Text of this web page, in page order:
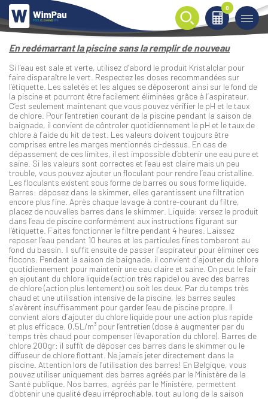
0
0
En redémarrant la piscine sans la remplir de nouveau
Si l’eau est sale et verte, utilisez d’abord le produit Kristalclar pour
faire disparaître le vert. Respectez les doses recommandées sur
l’étiquette. Les saletés et les algues se déposeront ainsi sur le fond de
la piscine et pourront être facilement éliminées grâce à l’aspirateur.
C’est seulement maintenant que vous pouvez vérifier le pH et le taux
de chlore. Pour l’entretien courant de la piscine pendant la saison de
baignade, il convient de côntroler quotidiennement le pH et le taux de
chlore à l’aide du kit de test. Les valeurs doivent toujours être
comprises entre les marges mentionnés ci-dessus. En cas de
dépassement de ces limites, il est impossible d’obtenir une eau pure et
saine. Si les valeurs sont correctes et l’eau est claire mais un peu
trouble, vous pouvez ajouter un floculant pour rendre l’eau cristalline.
Les floculants existent sous forme de barres ou sous forme liquide.
Barres: déposez dans le skimmer, elles garantissent une filtration
encore plus fine. Après chaque lavage à contre-courant du filtre,
placez de nouvelles barres dans le skimmer. Liquide: versez le produit
dans l’eau de piscine conformément aux instructions figurant sur
l’étiquette. Faites fonctionner le filtre pendant 4 heures. Laissez
reposer l’eau pendant 10 heures et les particules fines tomberont au
fond du bassin. Il suffit ensuite de passer l’aspirateur pour éliminer ces
flocons. Pendant la saison de baignade, il convient d’ajouter du chlore
quotidiennement pour maintenir une eau claire et saine. On peut le fair
en ajoutant du chlore liquide (action très rapide) ou avec des barres
de chlore (action plus lentement) ou soit les deux. Par du temps très
chaud et une utilisation intensive de la piscine, les barres seules
s’avèrent insuffisamment pour garder l’eau de piscine propre. Il
convient alors d’ajouter du chlore liquide pour une action plus rapide
et plus efficace. 0,5L/m³ pour l’entretien (dose à augmenter par du
temps très chaud pour compenser l’évaporation du chlore). Barres de
chlore 200gr: il suffit de déposer ces barres dans le skimmer ou le
diffuseur de chlore flottant. Ne jamais jeter directement dans la
piscine. Attention lors de l’utilisation des barres! En Belgique, vous
pouvez utiliser uniquement des barres agréés par le Ministère de la
Santé publique. Nos barres, agréés par le Ministère, permettent
d’obtenir une qualité d’eau irréprochable, tout au long de la saison